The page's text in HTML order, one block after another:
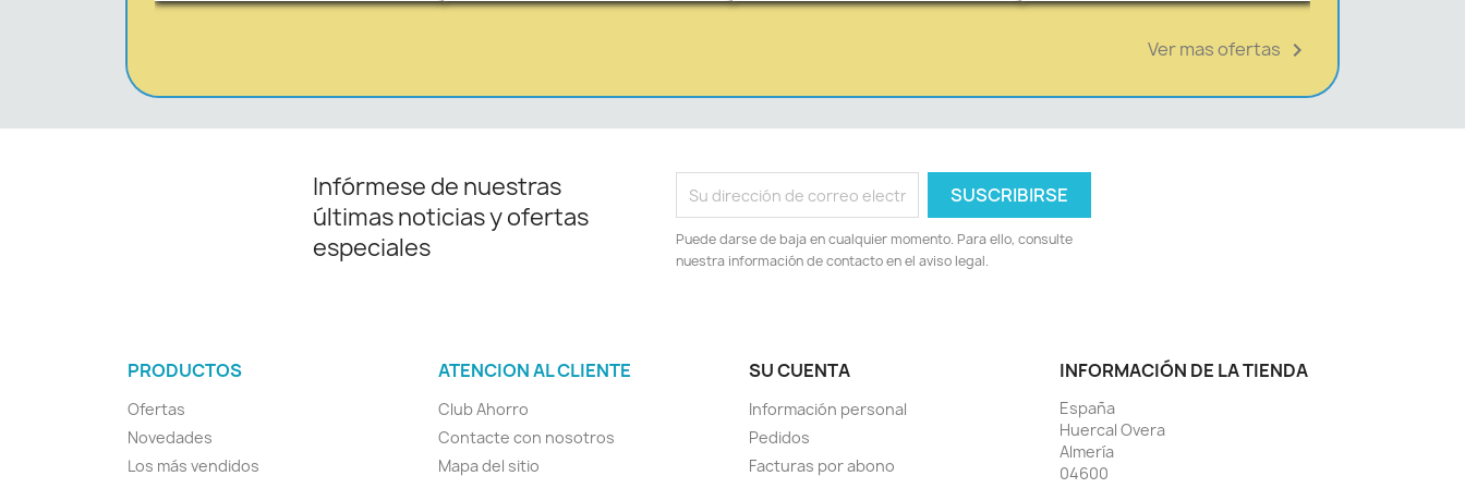
Ver mas ofertas 
Infórmese de nuestras
últimas noticias y ofertas
especiales
Puede darse de baja en cualquier momento. Para ello, consulte
nuestra información de contacto en el aviso legal.
PRODUCTOS
Ofertas
Novedades
Los más vendidos
ATENCION AL CLIENTE
Club Ahorro
Contacte con nosotros
Mapa del sitio
SU CUENTA
Información personal
Pedidos
Facturas por abono
INFORMACIÓN DE LA TIENDA
España
Huercal Overa
Almería
04600